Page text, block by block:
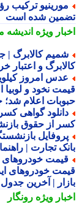
شده است
ویژهاندیشه
کالابرگ |
و اعتبار خرید
امروز کیلویی
نخود و لوبیا
اعلام شد؛
گواهی کسر
از حقوق
تجارت |
| آخرین جدول
ویژهرونگار